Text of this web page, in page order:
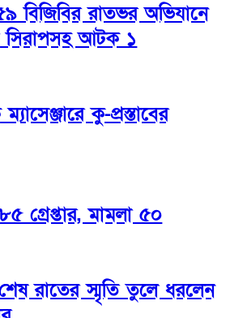
বিজিবির রাতভর অভিযানে
সিরাপসহ আটক ১
কু-প্রস্তাবের
গ্রেপ্তার, মামলা ৫০
রাতের স্মৃতি তুলে ধরলেন